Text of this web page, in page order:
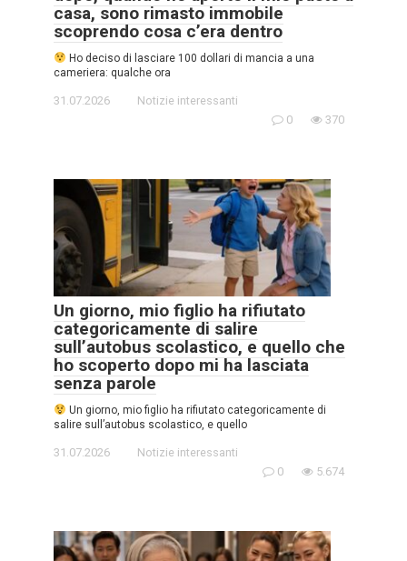
casa, sono rimasto immobile
scoprendo cosa c’era dentro
Ho deciso di lasciare 100 dollari di mancia a una
cameriera: qualche ora
31.07.2026
Notizie interessanti
0
370
Un giorno, mio figlio ha rifiutato
categoricamente di salire
sull’autobus scolastico, e quello che
ho scoperto dopo mi ha lasciata
senza parole
Un giorno, mio figlio ha rifiutato categoricamente di
salire sull’autobus scolastico, e quello
31.07.2026
Notizie interessanti
0
5.674